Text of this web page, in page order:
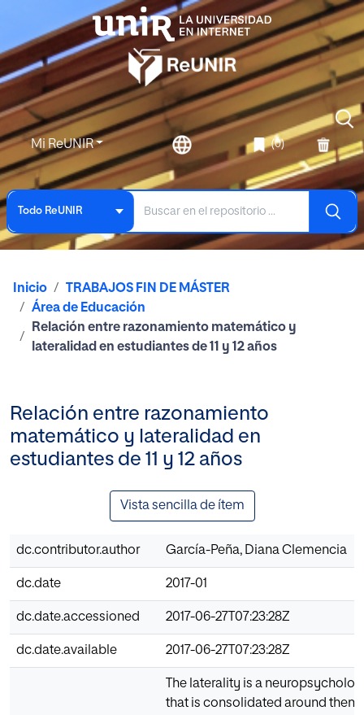
Mi ReUNIR (0)
Todo ReUNIR
Inicio
TRABAJOS FIN DE MÁSTER
Área de Educación
Relación entre razonamiento matemático y
lateralidad en estudiantes de 11 y 12 años
Relación entre razonamiento
matemático y lateralidad en
estudiantes de 11 y 12 años
Vista sencilla de ítem
dc.contributor.author García-Peña, Diana Clemencia
dc.date 2017-01
dc.date.accessioned 2017-06-27T07:23:28Z
dc.date.available 2017-06-27T07:23:28Z
The laterality is a
that is consolidated around them